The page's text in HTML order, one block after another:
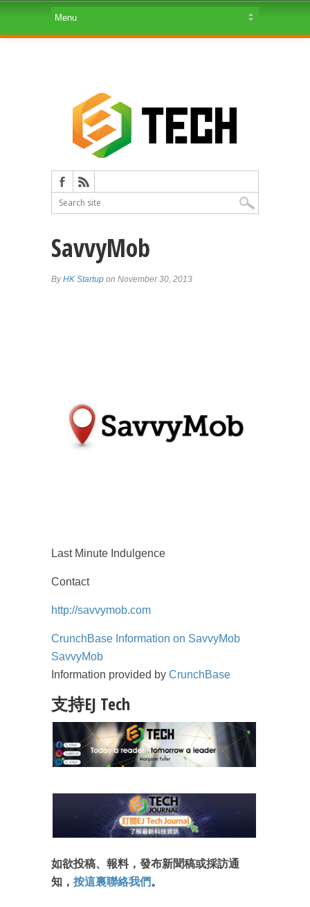
SavvyMob
ByHK Startup on November 30, 2013
Last Minute Indulgence
Contact
http://savvymob.com
CrunchBase Information on SavvyMob
SavvyMob
Information provided by CrunchBase
支持EJ Tech
如欲投稿、報料，發布新聞稿或採訪通
知， 按這裏聯絡我們。